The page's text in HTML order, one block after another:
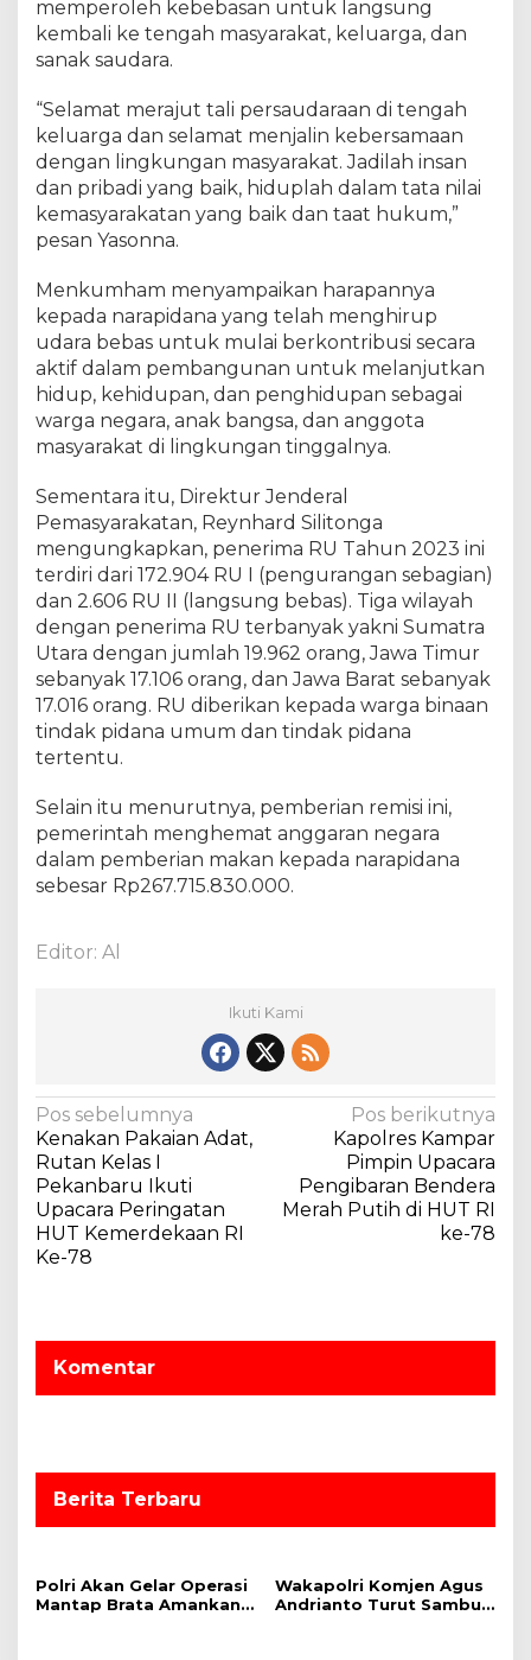
memperoleh kebebasan untuk langsung
kembali ke tengah masyarakat, keluarga, dan
sanak saudara.
“Selamat merajut tali persaudaraan di tengah
keluarga dan selamat menjalin kebersamaan
dengan lingkungan masyarakat. Jadilah insan
dan pribadi yang baik, hiduplah dalam tata nilai
kemasyarakatan yang baik dan taat hukum,”
pesan Yasonna.
Menkumham menyampaikan harapannya
kepada narapidana yang telah menghirup
udara bebas untuk mulai berkontribusi secara
aktif dalam pembangunan untuk melanjutkan
hidup, kehidupan, dan penghidupan sebagai
warga negara, anak bangsa, dan anggota
masyarakat di lingkungan tinggalnya.
Sementara itu, Direktur Jenderal
Pemasyarakatan, Reynhard Silitonga
mengungkapkan, penerima RU Tahun 2023 ini
terdiri dari 172.904 RU I (pengurangan sebagian)
dan 2.606 RU II (langsung bebas). Tiga wilayah
dengan penerima RU terbanyak yakni Sumatra
Utara dengan jumlah 19.962 orang, Jawa Timur
sebanyak 17.106 orang, dan Jawa Barat sebanyak
17.016 orang. RU diberikan kepada warga binaan
tindak pidana umum dan tindak pidana
tertentu.
Selain itu menurutnya, pemberian remisi ini,
pemerintah menghemat anggaran negara
dalam pemberian makan kepada narapidana
sebesar Rp267.715.830.000.
Editor: Al
Ikuti Kami
N
a
v
i
g
i
p
Pos sebelumnya
Kenakan Pakaian Adat,
Rutan Kelas I
Pekanbaru Ikuti
Upacara Peringatan
HUT Kemerdekaan RI
Ke-78
Pos berikutnya
Kapolres Kampar
Pimpin Upacara
Pengibaran Bendera
Merah Putih di HUT RI
ke-78
Komentar
Berita Terbaru
Polri Akan Gelar Operasi
Mantap Brata Amankan
Wakapolri Komjen Agus
Andrianto Turut Sambut